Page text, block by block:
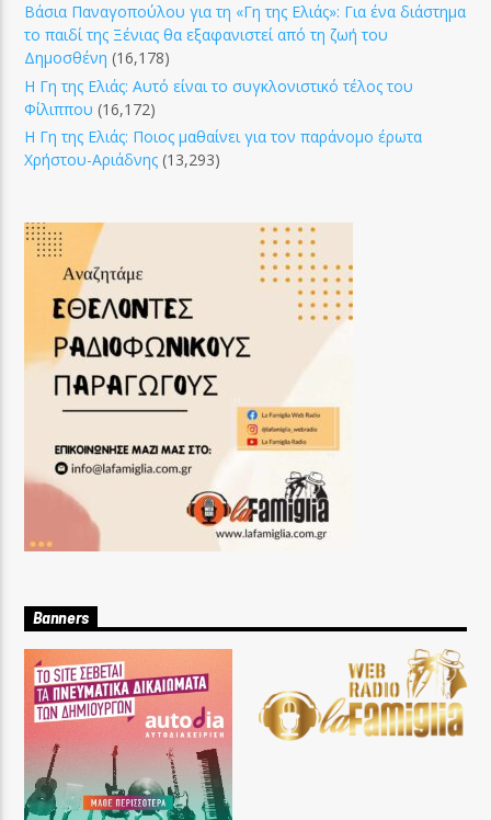
Βάσια Παναγοπούλου για τη «Γη της Ελιάς»: Για ένα διάστημα
το παιδί της Ξένιας θα εξαφανιστεί από τη ζωή του
Δημοσθένη (16,178)
Η Γη της Ελιάς: Αυτό είναι το συγκλονιστικό τέλος του
Φίλιππου (16,172)
Η Γη της Ελιάς: Ποιος μαθαίνει για τον παράνομο έρωτα
Χρήστου-Αριάδνης (13,293)
Banners